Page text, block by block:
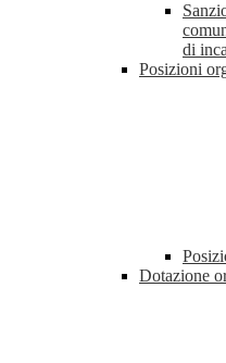
di
Posizioni
Dotazione